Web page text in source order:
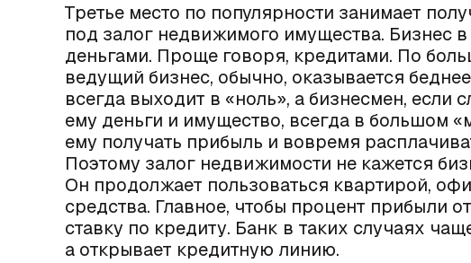
Третье место по популярности занимает
под залог недвижимого имущества. Бизнес
деньгами. Проще говоря, кредитами. По
ведущий бизнес, обычно, оказывается
всегда выходит в «ноль», а бизнесмен,
ему деньги и имущество, всегда в большом
ему получать прибыль и вовремя
Поэтому залог недвижимости не кажется
Он продолжает пользоваться квартирой,
средства. Главное, чтобы процент прибыли
ставку по кредиту. Банк в таких случаях
а открывает кредитную линию.